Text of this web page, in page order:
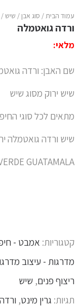
עמוד הבית/ סוג אבן/ שיש/
ורדה גואטמלה
מלאי:
שם האבן: ורדה
שיש ירוק מסוג שיש
מתאים לכל סוגי
שיש ורדה גואטמלה
GUATAMALA
קטגוריות: אמבט -
מדרגות - עיצוב
ריצוף פנים, שיש
תגיות: גרין מינט,